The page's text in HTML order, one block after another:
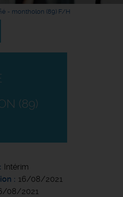
- montholon (89) F/H
(89)
Intérim
16/08/2021
08/2021